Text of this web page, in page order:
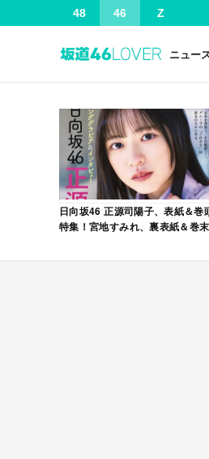
48 46 Z
ニュー
日向坂46 正源司陽子、表紙＆巻
特集！宮地すみれ、裏表紙＆巻
VOL.12」本日4/30発売！